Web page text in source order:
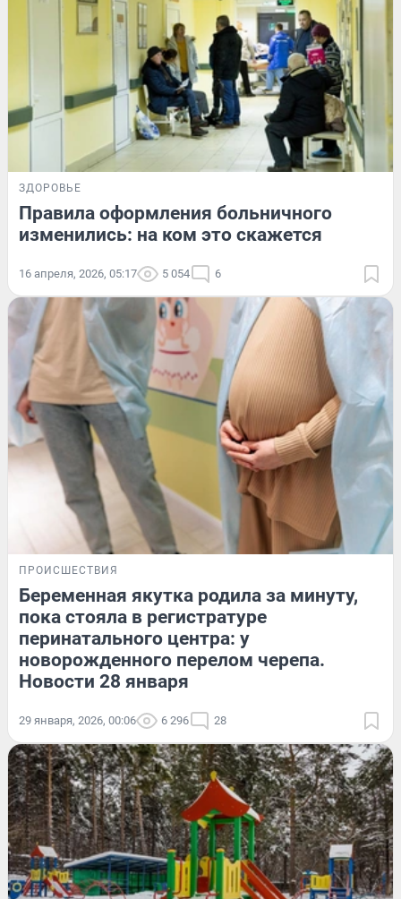
ЗДОРОВЬЕ
Правила оформления больничного
изменились: на ком это скажется
16 апреля, 2026, 05:17 5 054 6
ПРОИСШЕСТВИЯ
Беременная якутка родила за минуту,
пока стояла в регистратуре
перинатального центра: у
новорожденного перелом черепа.
Новости 28 января
29 января, 2026, 00:06 6 296 28